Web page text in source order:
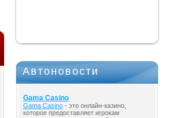
Масла Мост
Автоновости
Gama Casino
Gama Casino - это онлайн-казино,
которое предоставляет игрокам